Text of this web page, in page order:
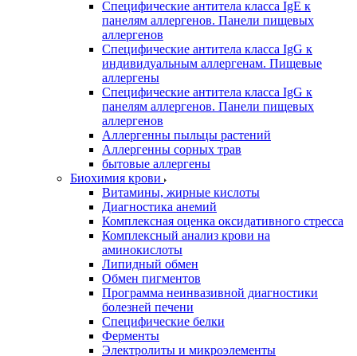
Специфические антитела класса IgE к
панелям аллергенов. Панели пищевых
аллергенов
Специфические антитела класса IgG к
индивидуальным аллергенам. Пищевые
аллергены
Специфические антитела класса IgG к
панелям аллергенов. Панели пищевых
аллергенов
Аллергенны пыльцы растений
Аллергенны сорных трав
бытовые аллергены
Биохимия крови
Витамины, жирные кислоты
Диагностика анемий
Комплексная оценка оксидативного стресса
Комплексный анализ крови на
аминокислоты
Липидный обмен
Обмен пигментов
Программа неинвазивной диагностики
болезней печени
Специфические белки
Ферменты
Электролиты и микроэлементы